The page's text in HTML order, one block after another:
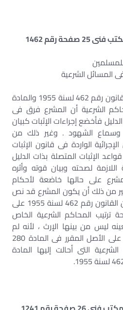
المسائل الشرعية
مفاد المادتين 5 و 6 من القانون رقم 462 لسنة 1955 والمادة
الشرعية أن المشرع فرق فى
فأخضع إجراءات الإثبات كبيان
وسماع الشهود . وغير ذلك من
الواردة فى قانون الإثبات
1968 ، أما قواعد الإثبات المتصلة بذات الدليل
لصحته وبيان قوته وأثره
على حالها خاضعة لأحكام
من ذلك أن يكون المشرع قد نص
فى المادة الثالثة عشرة من القانون رقم 462 لسنة 1955 على
ترتيب المحاكم الشرعية الخاص
ليس من بينها الإرث ، لأنه لم
يقصد بهذا الإلغاء الخروج على الأصل المقرر فى المادة 280
التى أحالت إليها المادة